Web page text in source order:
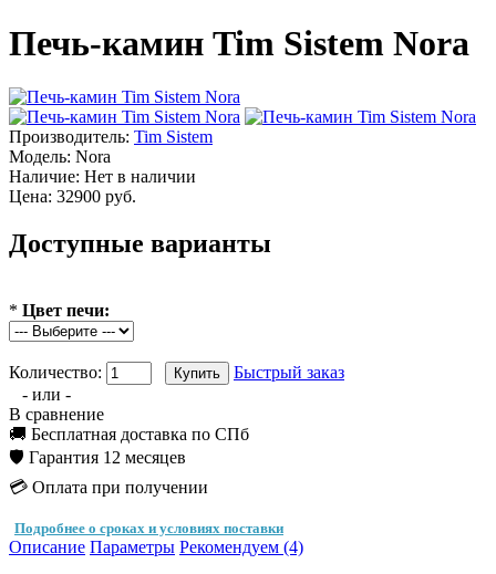
Печь-камин Tim Sistem Nora
Производитель: Tim Sistem
Модель: Nora
Наличие: Нет в наличии
Цена: 32900 руб.
Доступные варианты
* Цвет печи:
Количество:
Быстрый заказ
- или -
В сравнение
🚚 Бесплатная доставка по СПб
🛡️ Гарантия 12 месяцев
💳 Оплата при получении
Подробнее о сроках и условиях поставки
Описание Параметры Рекомендуем (4)